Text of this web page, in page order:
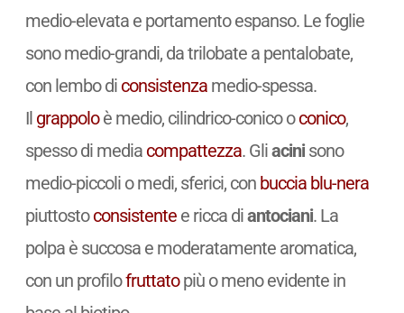
medio-elevata e portamento espanso. Le foglie
sono medio-grandi, da trilobate a pentalobate,
con lembo di consistenzamedio-spessa.
Il grappoloè medio, cilindrico-conico oconico,
spesso di media compattezza. Gliacinisono
medio-piccoli o medi, sferici, con buccia blu-nera
piuttostoconsistentee ricca diantociani. La
polpa è succosa e moderatamente aromatica,
con un profilofruttatopiù o meno evidente in